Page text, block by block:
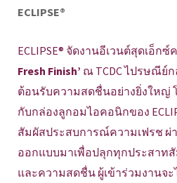
ECLIPSE®
ECLIPSE® จัดงานอีเวนต์สุดเอ็กซ์
Fresh Finish’ ณ TCDC ไปรษณีย์
ต้อนรับความสดชื่นอย่างยิ่งใหญ่
กับกล่องลูกอมไอคอนิกของ
สัมผัสประสบการณ์ความเฟรช ผ่
ออกแบบมาเพื่อปลุกทุกประสาท
และความสดชื่น ผู้เข้าร่วมงานจ